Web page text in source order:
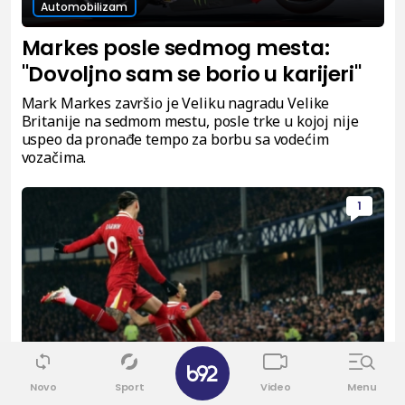
Automobilizam
Markes posle sedmog mesta:
"Dovoljno sam se borio u karijeri"
Mark Markes završio je Veliku nagradu Velike
Britanije na sedmom mestu, posle trke u kojoj nije
uspeo da pronađe tempo za borbu sa vodećim
vozačima.
1
Fudbal
Novo Sport Video Menu
✕